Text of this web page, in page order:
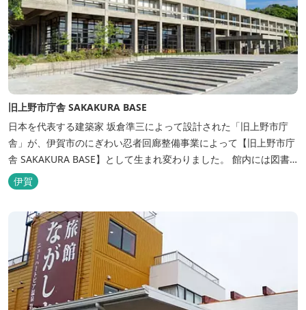
旧上野市庁舎 SAKAKURA BASE
日本を代表する建築家 坂倉準三によって設計された「旧上野市庁
舎」が、伊賀市のにぎわい忍者回廊整備事業によって【旧上野市庁
舎 SAKAKURA BASE】として生まれ変わりました。 館内には図書
館やホテル、カフェがあるほか、観光案内所「伊賀市観光インフォ
メーションセンター」や伊賀の逸品を取り揃えた「伊賀百貨
Souvenir Shop」も併殺されています。
伊賀